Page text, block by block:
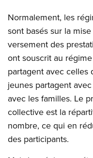
Normalement, les
sont basés sur la
versement des
ont souscrit au
partagent avec celles
jeunes partagent
avec les familles. Le
collective est la
nombre, ce qui en
des participants.